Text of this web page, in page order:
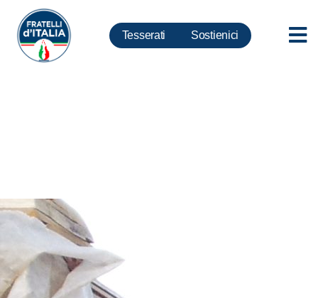
Tesserati Sostienici